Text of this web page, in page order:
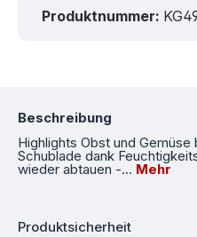
Produktnummer:
Beschreibung
Highlights Obst und
Schublade dank
wieder abtauen -… Mehr
Produktsicherheit